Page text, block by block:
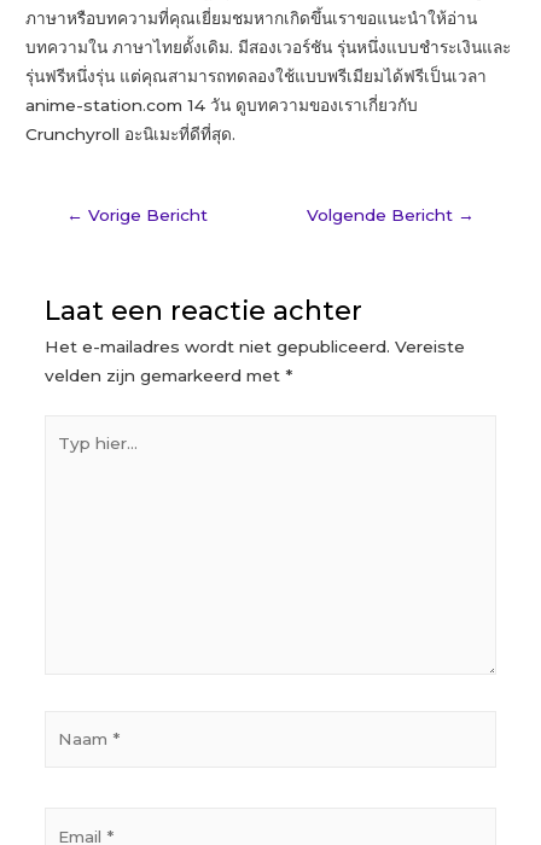
ภาษาหรือบทความที่คุณเยี่ยมชมหากเกิดขึ้นเราขอแนะนำให้อ่าน
บทความใน ภาษาไทยดั้งเดิม. มีสองเวอร์ชัน รุ่นหนึ่งแบบชำระเงินและ
รุ่นฟรีหนึ่งรุ่น แต่คุณสามารถทดลองใช้แบบพรีเมียมได้ฟรีเป็นเวลา
anime-station.com 14 วัน ดูบทความของเราเกี่ยวกับ
Crunchyroll อะนิเมะที่ดีที่สุด.
← Vorige Bericht Volgende Bericht →
Laat een reactie achter
Het e-mailadres wordt niet gepubliceerd. Vereiste
velden zijn gemarkeerd met *